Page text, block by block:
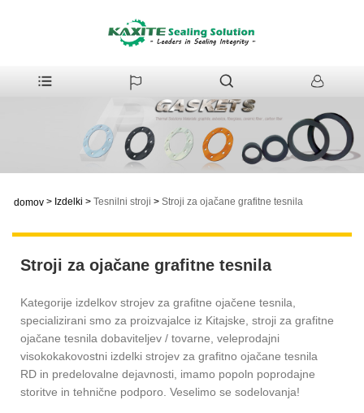
domov > Izdelki > Tesnilni stroji > Stroji za ojačane grafitne tesnila
Stroji za ojačane grafitne tesnila
Kategorije izdelkov strojev za grafitne ojačene tesnila,
specializirani smo za proizvajalce iz Kitajske, stroji za grafitne
ojačane tesnila dobaviteljev / tovarne, veleprodajni
visokokakovostni izdelki strojev za grafitno ojačane tesnila
RD in predelovalne dejavnosti, imamo popoln poprodajne
storitve in tehnične podporo. Veselimo se sodelovanja!